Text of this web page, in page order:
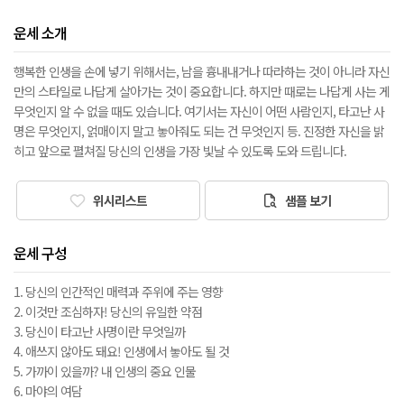
운세 소개
행복한 인생을 손에 넣기 위해서는, 남을 흉내내거나 따라하는 것이 아니라 자신
만의 스타일로 나답게 살아가는 것이 중요합니다. 하지만 때로는 나답게 사는 게
무엇인지 알 수 없을 때도 있습니다. 여기서는 자신이 어떤 사람인지, 타고난 사
명은 무엇인지, 얽매이지 말고 놓아줘도 되는 건 무엇인지 등. 진정한 자신을 밝
히고 앞으로 펼쳐질 당신의 인생을 가장 빛날 수 있도록 도와 드립니다.
위시리스트 샘플 보기
운세 구성
1. 당신의 인간적인 매력과 주위에 주는 영향
2. 이것만 조심하자! 당신의 유일한 약점
3. 당신이 타고난 사명이란 무엇일까
4. 애쓰지 않아도 돼요! 인생에서 놓아도 될 것
5. 가까이 있을까? 내 인생의 중요 인물
6. 마야의 여담